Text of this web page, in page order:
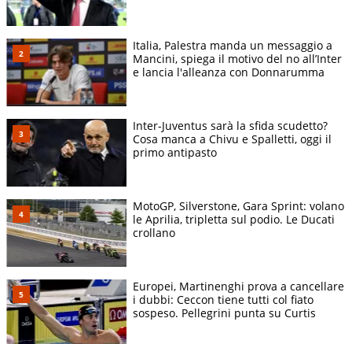
Italia, Palestra manda un messaggio a
Mancini, spiega il motivo del no all’Inter
e lancia l'alleanza con Donnarumma
Inter-Juventus sarà la sfida scudetto?
Cosa manca a Chivu e Spalletti, oggi il
primo antipasto
MotoGP, Silverstone, Gara Sprint: volano
le Aprilia, tripletta sul podio. Le Ducati
crollano
Europei, Martinenghi prova a cancellare
i dubbi: Ceccon tiene tutti col fiato
sospeso. Pellegrini punta su Curtis